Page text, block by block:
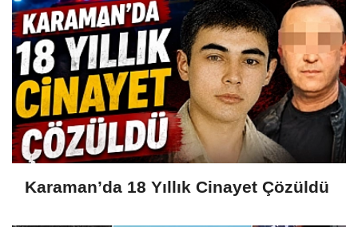
Karaman’da 18 Yıllık Cinayet Çözüldü